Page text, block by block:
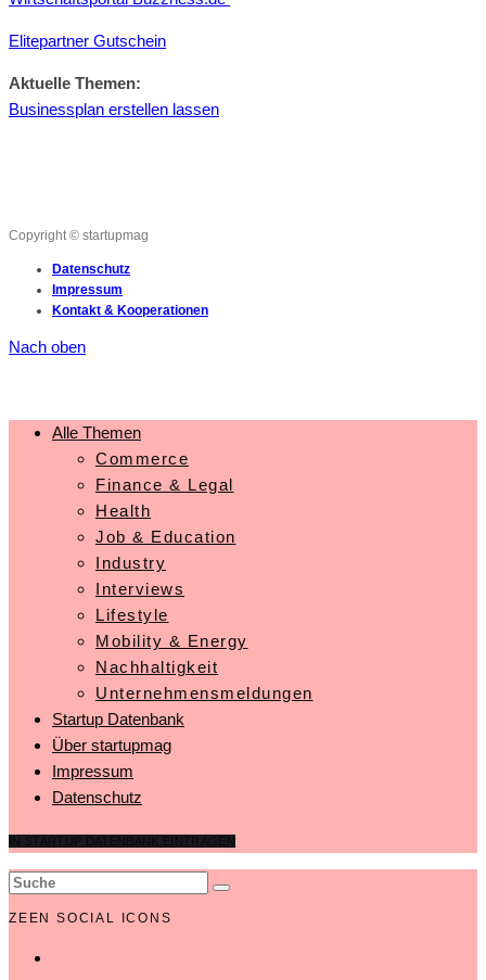
Elitepartner Gutschein
Aktuelle Themen:
Businessplan erstellen lassen
Copyright © startupmag
Datenschutz
Impressum
Kontakt & Kooperationen
Nach oben
Alle Themen
Commerce
Finance & Legal
Health
Job & Education
Industry
Interviews
Lifestyle
Mobility & Energy
Nachhaltigkeit
Unternehmensmeldungen
Startup Datenbank
Über startupmag
Impressum
Datenschutz
ZEEN SOCIAL ICONS